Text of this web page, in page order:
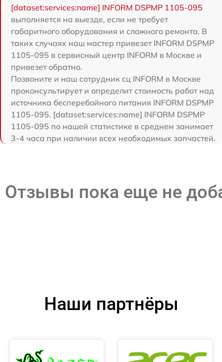
[dataset:services:name] INFORM DSPMP 1105-095
выполняется на выезде, если не требует
габаритного оборудования и сложного ремонта. В
таких случаях наш мастер привезет INFORM DSPMP
1105-095 в сервисный центр INFORM в Москве и
привезет обратно.
Позвоните и наш сотрудник сц INFORM в Москве
проконсультирует и определит стоимость работ над
источника бесперебойного питания INFORM DSPMP
1105-095. [dataset:services:name] INFORM DSPMP
1105-095 по нашей статистике в среднем занимает
3-4 часа при наличии всех необходимых запчастей.
Отзывы пока еще не
Наши партнёры